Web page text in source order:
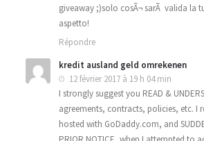
giveaway ;)solo cosÃ¬ sarÃ valida la
aspetto!
Répondre
kredit ausland geld omrekenen
12 février 2017 à 19 h 04 min
I strongly suggest you READ &
agreements, contracts, policies, etc. I
hosted with GoDaddy.com, and